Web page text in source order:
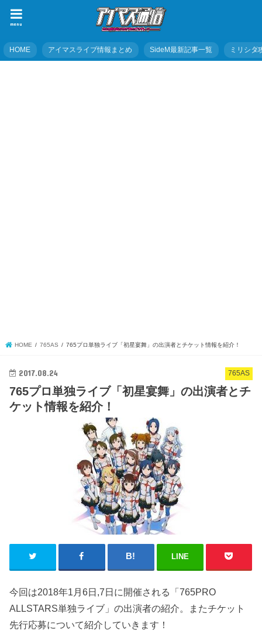
menu
HOME アイマスライブ情報まとめ SideM最新記事一覧 ミリシタ
HOME 765AS 765プロ単独ライブ「初星宴舞」の出演者とチケット情報を紹介！
765AS
2017.08.24
765プロ単独ライブ「初星宴舞」の出演者とチ
ケット情報を紹介！
LINE
今回は2018年1月6日,7日に開催される「765PRO
ALLSTARS単独ライブ」の出演者の紹介。またチケット
先行応募について紹介していきます！